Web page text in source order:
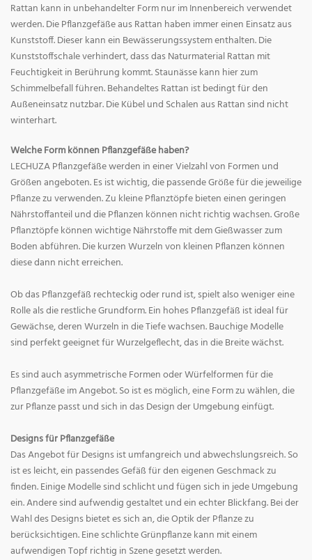
Rattan kann in unbehandelter Form nur im Innenbereich verwendet
werden. Die Pflanzgefäße aus Rattan haben immer einen Einsatz aus
Kunststoff. Dieser kann ein Bewässerungssystem enthalten. Die
Kunststoffschale verhindert, dass das Naturmaterial Rattan mit
Feuchtigkeit in Berührung kommt. Staunässe kann hier zum
Schimmelbefall führen. Behandeltes Rattan ist bedingt für den
Außeneinsatz nutzbar. Die Kübel und Schalen aus Rattan sind nicht
winterhart.
Welche Form können Pflanzgefäße haben?
LECHUZA Pflanzgefäße werden in einer Vielzahl von Formen und
Größen angeboten. Es ist wichtig, die passende Größe für die jeweilige
Pflanze zu verwenden. Zu kleine Pflanztöpfe bieten einen geringen
Nährstoffanteil und die Pflanzen können nicht richtig wachsen. Große
Pflanztöpfe können wichtige Nährstoffe mit dem Gießwasser zum
Boden abführen. Die kurzen Wurzeln von kleinen Pflanzen können
diese dann nicht erreichen.
Ob das Pflanzgefäß rechteckig oder rund ist, spielt also weniger eine
Rolle als die restliche Grundform. Ein hohes Pflanzgefäß ist ideal für
Gewächse, deren Wurzeln in die Tiefe wachsen. Bauchige Modelle
sind perfekt geeignet für Wurzelgeflecht, das in die Breite wächst.
Es sind auch asymmetrische Formen oder Würfelformen für die
Pflanzgefäße im Angebot. So ist es möglich, eine Form zu wählen, die
zur Pflanze passt und sich in das Design der Umgebung einfügt.
Designs für Pflanzgefäße
Das Angebot für Designs ist umfangreich und abwechslungsreich. So
ist es leicht, ein passendes Gefäß für den eigenen Geschmack zu
finden. Einige Modelle sind schlicht und fügen sich in jede Umgebung
ein. Andere sind aufwendig gestaltet und ein echter Blickfang. Bei der
Wahl des Designs bietet es sich an, die Optik der Pflanze zu
berücksichtigen. Eine schlichte Grünpflanze kann mit einem
aufwendigen Topf richtig in Szene gesetzt werden.